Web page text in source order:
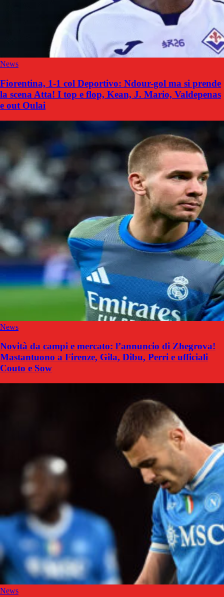
News
Fiorentina, 1-1 col Deportivo: Ndour-gol ma si prende
la scena Atta! I top e flop, Kean, J. Mario, Valdepenas
e out Oulai
News
Novità da campi e mercato: l’annuncio di Zhegrova!
Mastantuono a Firenze, Gila, Dibu, Perri e ufficiali
Couto e Sow
News